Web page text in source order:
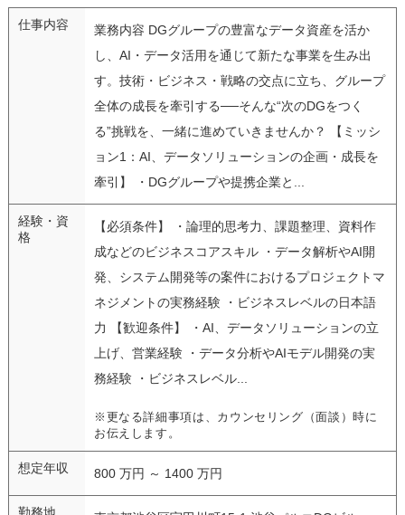
仕事内容
業務内容 DGグループの豊富なデータ資産を活か
し、AI・データ活用を通じて新たな事業を生み出
す。技術・ビジネス・戦略の交点に立ち、グループ
全体の成長を牽引する──そんな“次のDGをつく
る”挑戦を、一緒に進めていきませんか？ 【ミッシ
ョン1：AI、データソリューションの企画・成長を
牽引】 ・DGグループや提携企業と...
経験・資
格
【必須条件】 ・論理的思考力、課題整理、資料作
成などのビジネスコアスキル ・データ解析やAI開
発、システム開発等の案件におけるプロジェクトマ
ネジメントの実務経験 ・ビジネスレベルの日本語
力 【歓迎条件】 ・AI、データソリューションの立
上げ、営業経験 ・データ分析やAIモデル開発の実
務経験 ・ビジネスレベル...
※更なる詳細事項は、カウンセリング（面談）時に
お伝えします。
想定年収 800 万円 ～ 1400 万円
勤務地